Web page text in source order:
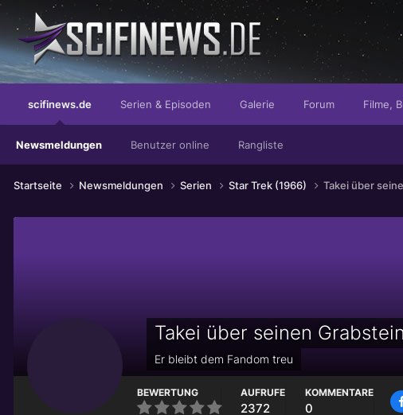
scifinews.de
Newsmeldungen Benutzer online Rangliste
Serien & Episoden Galerie Forum Filme,
Startseite Newsmeldungen Serien Star Trek (1966) Takei über
Takei über seinen Grabstein
Er bleibt dem Fandom treu
BEWERTUNG AUFRUFE
2372
KOMMENTARE
0